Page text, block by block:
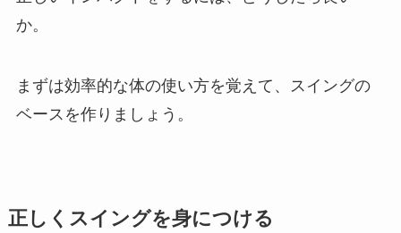
か。
まずは効率的な体の使い方を覚えて、スイングの
ベースを作りましょう。
正しくスイングを身につける